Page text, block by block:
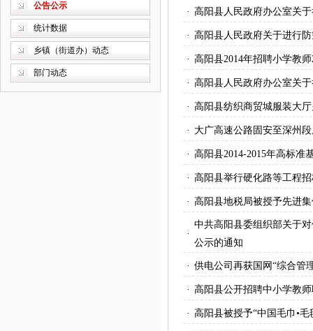
公告公示
统计数据
乡镇（街道办）动态
部门动态
· 高阳县人民政府办公室关
· 高阳县人民政府关于进行
· 高阳县2014年招聘小学教师
· 高阳县人民政府办公室关
· 高阳县纺织商贸城服装大
· 大广高速公路固安至深州
· 高阳县2014-2015年高标准
· 高阳县举行硬化路等工程
· 高阳县地税局被授予先进
·
中共高阳县委组织部关于
公示的通知
· 供电公司再获国网“综合管
· 高阳县公开招聘中小学教
· 高阳县被授予“中国毛巾•毛